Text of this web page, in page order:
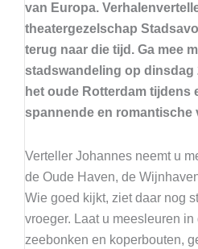
van Europa.
theatergezelschap
terug naar die tijd. Ga mee
stadswandeling op dinsdag
het oude Rotterdam tijdens
spannende en romantische
Verteller Johannes neemt u
de Oude Haven, de
Wie goed kijkt, ziet daar nog
vroeger. Laat u meesleuren
zeebonken en koperbouten,